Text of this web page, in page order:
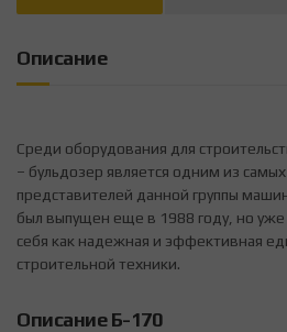
Описание
Среди оборудования для
– бульдозер является одним из
представителей данной группы
был выпущен еще в 1988 году, но
себя как надежная и эффективная
строительной техники.
Описание Б-170